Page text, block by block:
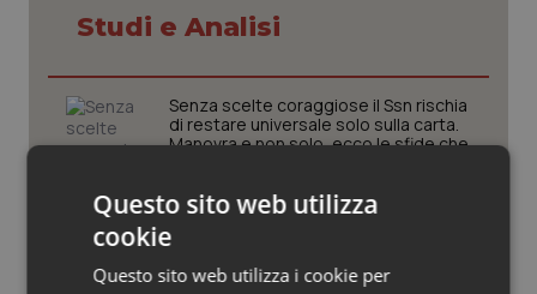
Oncologia & Nutrizione
Psoriasi & pelle
Quotidiano Cardiologia
Studi e Analisi
Senza scelte coraggiose il Ssn rischia
di restare universale solo sulla carta.
Manovra e non solo, ecco le sfide che
Il Ssn recupera personale: +1,6% nel
2024. Più assunzioni che
anziano
Questo sito web utilizza
cookie
Questo sito web utilizza i cookie per